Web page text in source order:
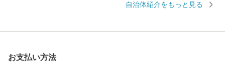
すぎるくらいですが、山に目を向けると、また様々なものがあり
す。
自治体紹介をもっと見る
お支払い方法